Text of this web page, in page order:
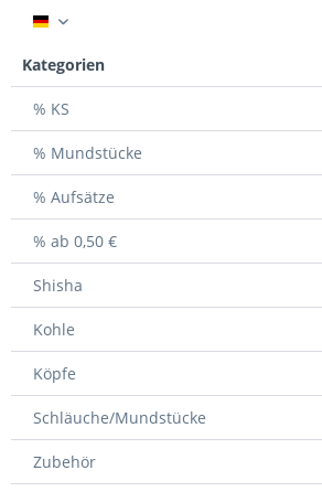
DE
Kategorien
% KS
% Mundstücke
% Aufsätze
% ab 0,50 €
Shisha
Kohle
Köpfe
Schläuche/Mundstücke
Zubehör